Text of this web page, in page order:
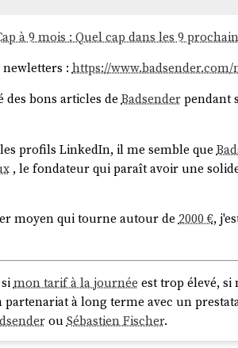
à 9 mois : Quel cap dans les 9
: https://
bons articles deBadsenderpendant
profils LinkedIn, il me semble que
, le fondateur qui paraît avoir une
moyen qui tourne autour de2000 €,
simon tarif à la journée est trop élevé, si
à long terme avec un
ouSébastien Fischer.